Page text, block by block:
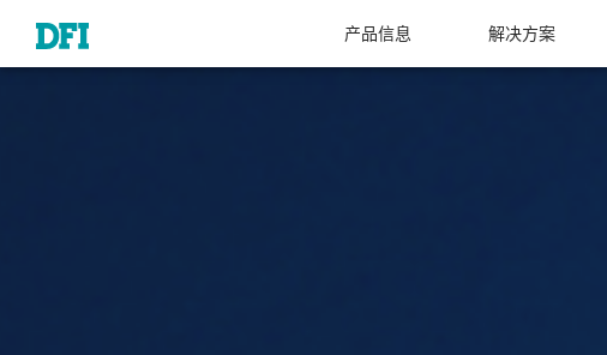
产品信息 解决方案